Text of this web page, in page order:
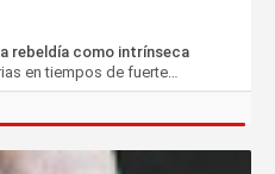
rebeldía como intrínseca
en tiempos de fuerte…